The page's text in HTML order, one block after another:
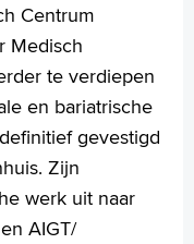
+
Centrum
Medisch
te verdiepen
en bariatrische
gevestigd
Zijn
werk uit naar
AIGT/